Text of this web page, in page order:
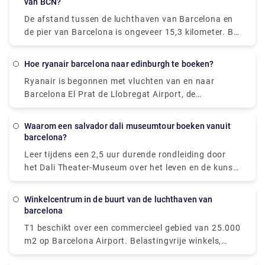
namen geldig zijn, is de ene in het Spaans en de
andere in het Catalaans.
voelen, en je zult een paar geweldige uren genieten
van deze retraite met onze ervaren gids en je eigen
andere hieronder genoemde sites voor een volledig
meeslepende ervaring.
De afstand tussen de luchthaven van Barcelona en
de pier van Barcelona is ongeveer 15,3 kilometer. Bij
een overstap duurt dit ongeveer twintig minuten.
handigste methode om van en naar de luchthaven
naar uw schip te gaan. Bezoek Rydeu vandaag nog
om een transfer te boeken voor een gemakkelijke en
comfortabele reis!
Hoe ryanair barcelona naar edinburgh te boeken?
Ryanair is begonnen met vluchten van en naar
Barcelona El Prat de Llobregat Airport, de
belangrijkste luchthaven van de stad. Ryan Air
Waarom een salvador dali museumtour boeken vanuit
barcelona?
Leer tijdens een 2,5 uur durende rondleiding door
het Dali Theater-Museum over het leven en de kunst
van de beroemdste surrealistische schilder van
gids de betekenis van zijn schilderijen aan de muren
de kunstenaar, uitlegt, kun je ze bewonderen. Verken
de 1500 kunstwerken die te zien zijn in het theater
winkelcentrum in de buurt van de luchthaven van
barcelona
T1 beschikt over een commercieel gebied van 25.000
m2 op Barcelona Airport. Belastingvrije winkels,
grote restaurantketens, fastfoodrestaurants, luxe